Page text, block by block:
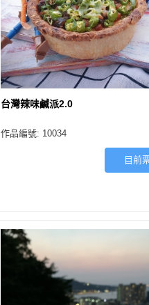
台灣辣味鹹派2.0
作品編號: 10034
目前